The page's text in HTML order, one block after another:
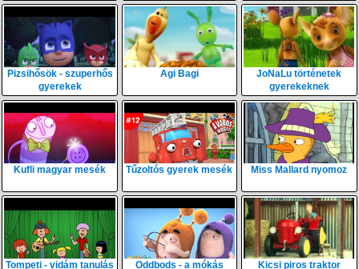
Pizsihősök - szuperhős
gyerekek
Agi Bagi
JoNaLu történetek
gyerekeknek
Kufli magyar mesék Tűzoltós gyerek mesék Miss Mallard nyomoz
Tompeti - vidám tanulás Oddbods - a mókás Kicsi piros traktor